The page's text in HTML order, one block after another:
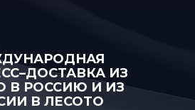
ИЗ
В РОССИЮ И ИЗ
В ЛЕСОТО